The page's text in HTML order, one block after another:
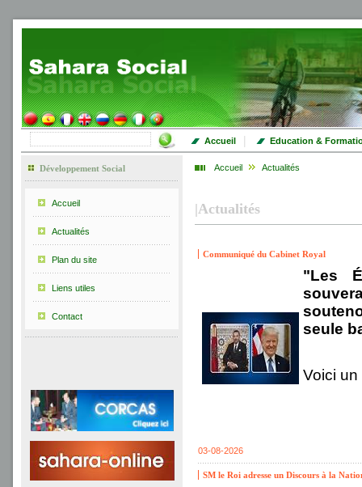
Accueil | Education &
Développement Social
Accueil
Actualités
Plan du site
Liens utiles
Contact
Accueil Actualités
|Actualités
Communiqué du Cabinet Royal
"Les
seule
Voici
03-08-2026
SM le Roi adresse un Discours à la